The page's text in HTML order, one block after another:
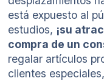
está expuesto al
estudios, ¡su
compra de un
regalar artículos
clientes